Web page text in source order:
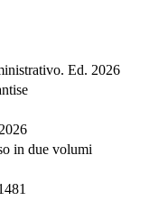
Ed. 2026
in due volumi